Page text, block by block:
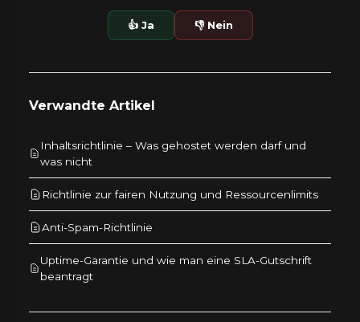
👍 Ja 👎 Nein
Verwandte Artikel
Inhaltsrichtlinie – Was gehostet werden darf und
was nicht
Richtlinie zur fairen Nutzung und Ressourcenlimits
Anti-Spam-Richtlinie
Uptime-Garantie und wie man eine SLA-Gutschrift
beantragt